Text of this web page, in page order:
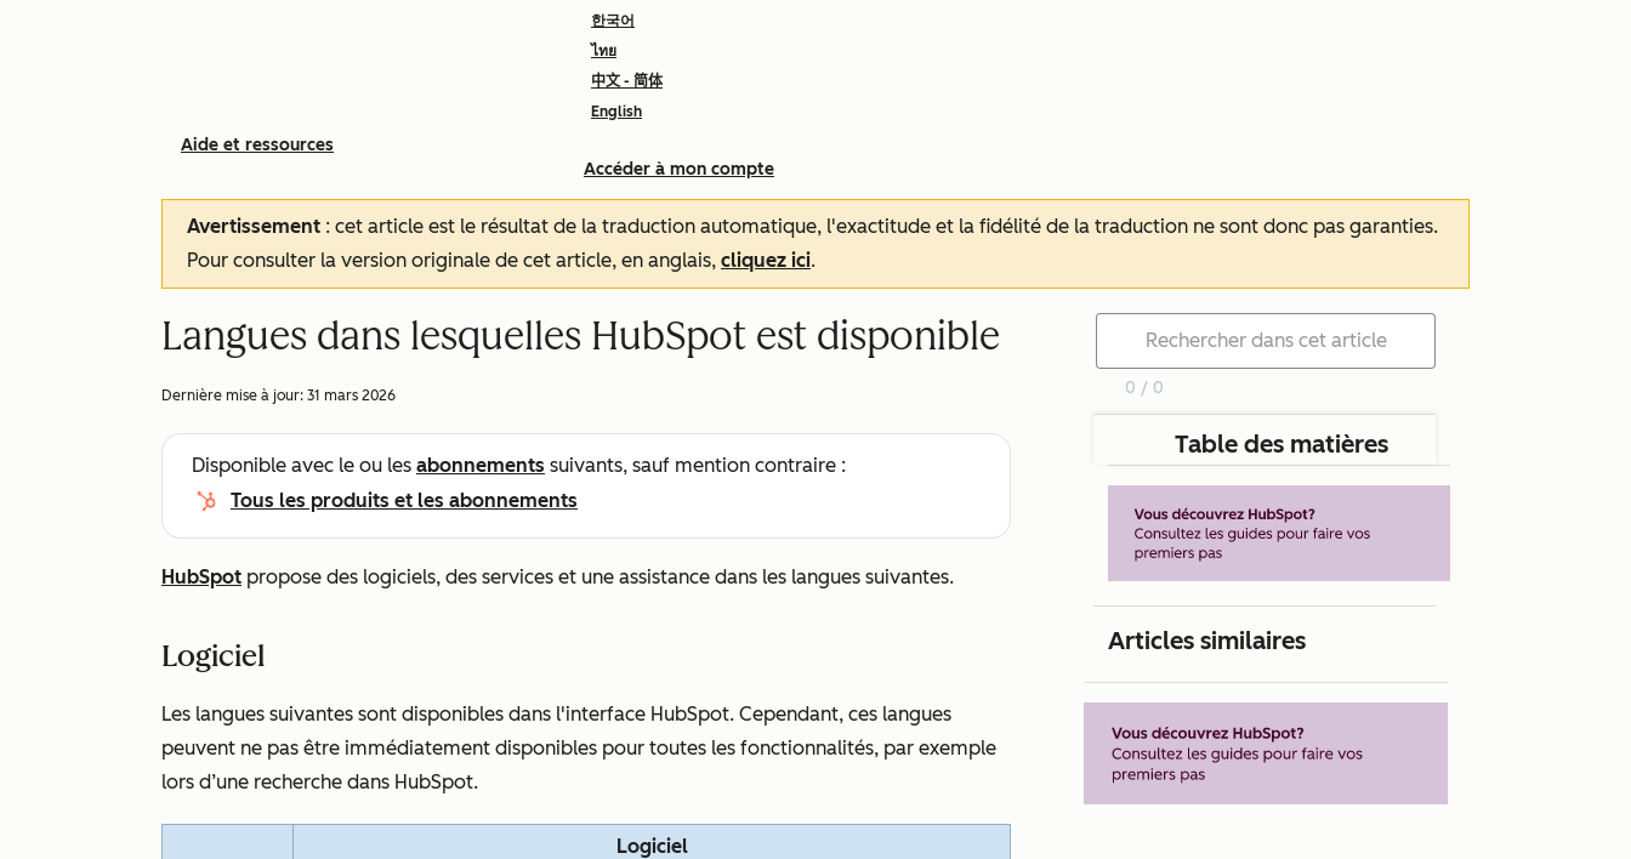
한국어
ไทย
中文 - 简体
English
Accéder à mon compte
Aide et ressources
Avertissement : cet article est le résultat de la traduction automatique, l'exactitude et la fidélité de la traduction ne sont donc pas garanties.
Pour consulter la version originale de cet article, en anglais, cliquez ici.
Langues dans lesquelles HubSpot est disponible
Dernière mise à jour: 31 mars 2026
Disponible avec le ou les abonnements suivants, sauf mention contraire :
Tous les produits et les abonnements
HubSpot propose des logiciels, des services et une assistance dans les langues suivantes.
Logiciel
Les langues suivantes sont disponibles dans l'interface HubSpot. Cependant, ces langues
peuvent ne pas être immédiatement disponibles pour toutes les fonctionnalités, par exemple
lors d’une recherche dans HubSpot.
Logiciel
0 / 0
Table des matières
Articles similaires